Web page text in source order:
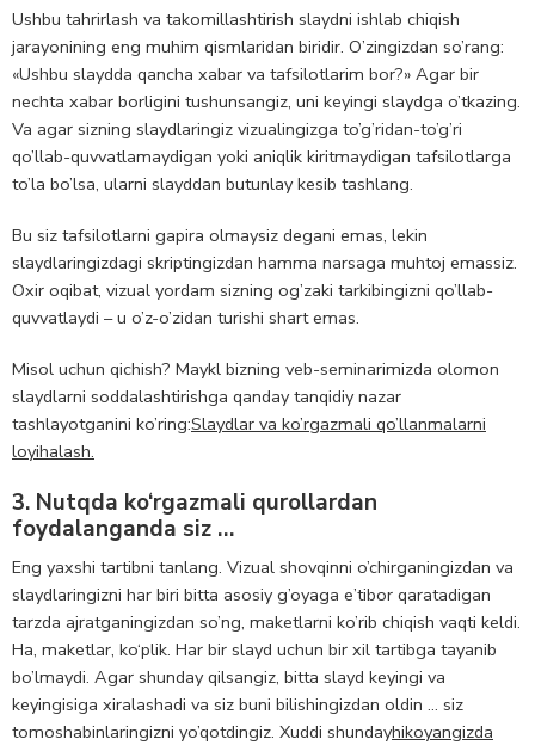
Ushbu tahrirlash va takomillashtirish slaydni ishlab chiqish
jarayonining eng muhim qismlaridan biridir. O’zingizdan so’rang:
«Ushbu slaydda qancha xabar va tafsilotlarim bor?» Agar bir
nechta xabar borligini tushunsangiz, uni keyingi slaydga o’tkazing.
Va agar sizning slaydlaringiz vizualingizga to’g’ridan-to’g’ri
qo’llab-quvvatlamaydigan yoki aniqlik kiritmaydigan tafsilotlarga
to’la bo’lsa, ularni slayddan butunlay kesib tashlang.
Bu siz tafsilotlarni gapira olmaysiz degani emas, lekin
slaydlaringizdagi skriptingizdan hamma narsaga muhtoj emassiz.
Oxir oqibat, vizual yordam sizning og’zaki tarkibingizni qo’llab-
quvvatlaydi – u o’z-o’zidan turishi shart emas.
Misol uchun qichish? Maykl bizning veb-seminarimizda olomon
slaydlarni soddalashtirishga qanday tanqidiy nazar
tashlayotganini ko’ring:Slaydlar va ko’rgazmali qo’llanmalarni
loyihalash.
3. Nutqda ko‘rgazmali qurollardan
foydalanganda siz …
Eng yaxshi tartibni tanlang. Vizual shovqinni o’chirganingizdan va
slaydlaringizni har biri bitta asosiy g’oyaga e’tibor qaratadigan
tarzda ajratganingizdan so’ng, maketlarni ko’rib chiqish vaqti keldi.
Ha, maketlar, ko‘plik. Har bir slayd uchun bir xil tartibga tayanib
bo’lmaydi. Agar shunday qilsangiz, bitta slayd keyingi va
keyingisiga xiralashadi va siz buni bilishingizdan oldin … siz
tomoshabinlaringizni yo’qotdingiz. Xuddi shundayhikoyangizda